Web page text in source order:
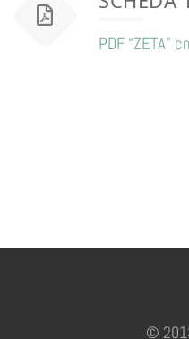
PDF “ZETA”
©